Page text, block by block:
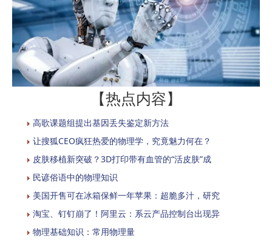
【热点内容】
高歌课题组提出基因丢失鉴定新方法
让搜狐CEO疯狂热爱的物理学，究竟魅力何在？
皮肤移植新突破？3D打印带有血管的“活皮肤”成
民谚俗语中的物理知识
美国开售可在冰箱保鲜一年苹果：超脆多汁，研究
淘宝、钉钉崩了！阿里云：系云产品控制台出现异
物理基础知识：常用物理量